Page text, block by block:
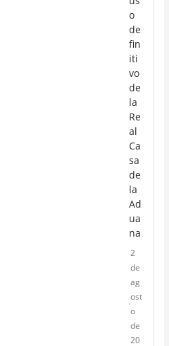
o
de
fin
iti
vo
de
la
Re
al
Ca
sa
de
la
Ad
ua
na
2
de
ag
ost
o
de
20